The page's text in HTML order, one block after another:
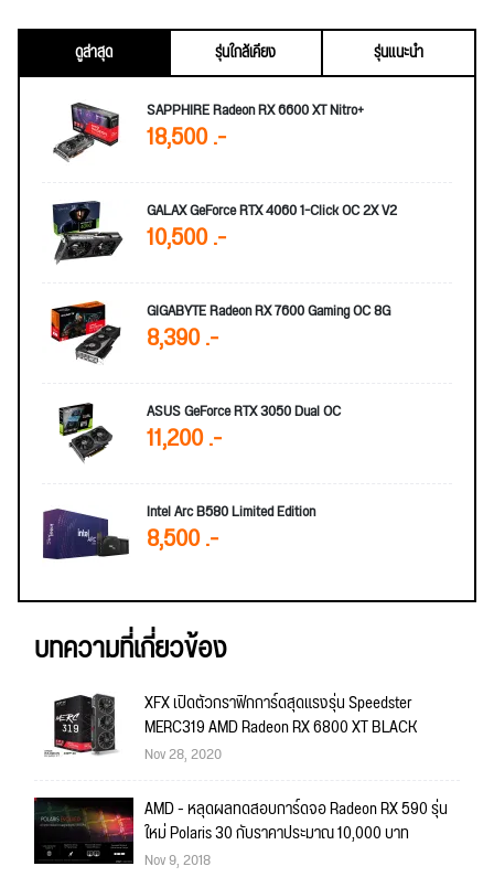
ดูล่าสุด รุ่นใกล้เคียง
รุ่นแนะนำ
SAPPHIRE Radeon RX 6600 XT Nitro+
18,500 .-
GALAX GeForce RTX 4060 1-Click OC 2X V2
10,500 .-
GIGABYTE Radeon RX 7600 Gaming OC 8G
8,390 .-
ASUS GeForce RTX 3050 Dual OC
11,200 .-
Intel Arc B580 Limited Edition
8,500 .-
บทความที่เกี่ยวข้อง
XFX เปิดตัวกราฟิกการ์ดสุดแรงรุ่น Speedster
MERC319 AMD Radeon RX 6800 XT BLACK
Nov 28, 2020
AMD - หลุดผลทดสอบการ์ดจอ Radeon RX 590 รุ่น
ใหม่ Polaris 30 กับราคาประมาณ 10,000 บาท
Nov 9, 2018